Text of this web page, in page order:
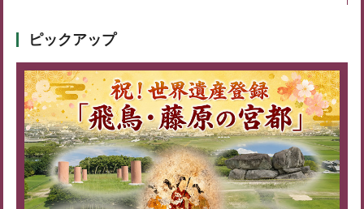
ピックアップ